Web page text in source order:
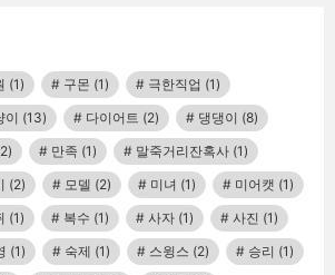
(1) 구몬 (1) 극한직업 (1)
이 (13) 다이어트 (2) 댕댕이 (8)
만족 (1) 말죽거리잔혹사 (1)
(2) 모델 (2) 미녀 (1) 미어캣 (1)
(1) 복수 (1) 사자 (1) 사진 (1)
(1) 숙제 (1) 스윙스 (2) 승리 (1)